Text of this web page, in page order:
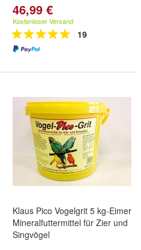
46,99 €
Kostenloser Versand
19
Klaus Pico Vogelgrit 5 kg-Eimer
Mineralfuttermittel für Zier und
Singvögel